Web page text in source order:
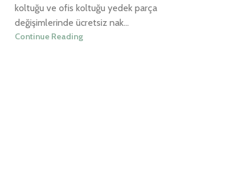
koltuğu ve ofis koltuğu yedek parça
değişimlerinde ücretsiz nak...
Continue Reading